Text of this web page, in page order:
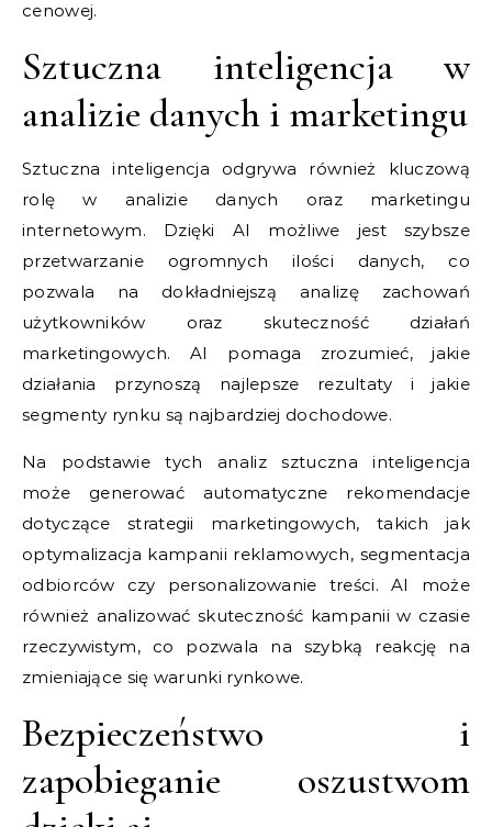
cenowej.
Sztuczna inteligencja w
analizie danych i marketingu
Sztuczna inteligencja odgrywa również kluczową
rolę w analizie danych oraz marketingu
internetowym. Dzięki AI możliwe jest szybsze
przetwarzanie ogromnych ilości danych, co
pozwala na dokładniejszą analizę zachowań
użytkowników oraz skuteczność działań
marketingowych. AI pomaga zrozumieć, jakie
działania przynoszą najlepsze rezultaty i jakie
segmenty rynku są najbardziej dochodowe.
Na podstawie tych analiz sztuczna inteligencja
może generować automatyczne rekomendacje
dotyczące strategii marketingowych, takich jak
optymalizacja kampanii reklamowych, segmentacja
odbiorców czy personalizowanie treści. AI może
również analizować skuteczność kampanii w czasie
rzeczywistym, co pozwala na szybką reakcję na
zmieniające się warunki rynkowe.
Bezpieczeństwo i
zapobieganie oszustwom